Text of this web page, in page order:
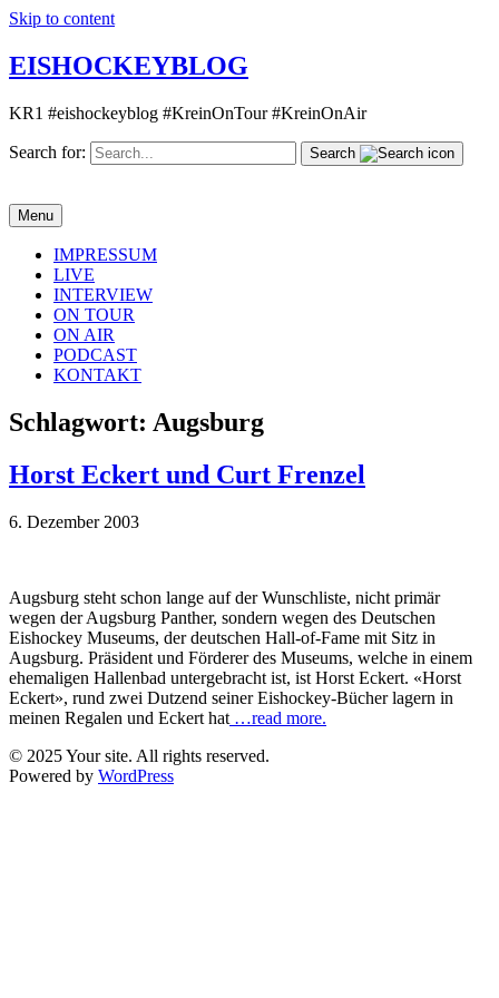
Skip to content
EISHOCKEYBLOG
KR1 #eishockeyblog #KreinOnTour #KreinOnAir
Search for: Search
Menu
IMPRESSUM
LIVE
INTERVIEW
ON TOUR
ON AIR
PODCAST
KONTAKT
Schlagwort: Augsburg
Horst Eckert und Curt Frenzel
6. Dezember 2003
Augsburg steht schon lange auf der Wunschliste, nicht primär
wegen der Augsburg Panther, sondern wegen des Deutschen
Eishockey Museums, der deutschen Hall-of-Fame mit Sitz in
Augsburg. Präsident und Förderer des Museums, welche in einem
ehemaligen Hallenbad untergebracht ist, ist Horst Eckert. «Horst
Eckert», rund zwei Dutzend seiner Eishockey-Bücher lagern in
meinen Regalen und Eckert hat …read more.
© 2025 Your site. All rights reserved.
Powered by WordPress